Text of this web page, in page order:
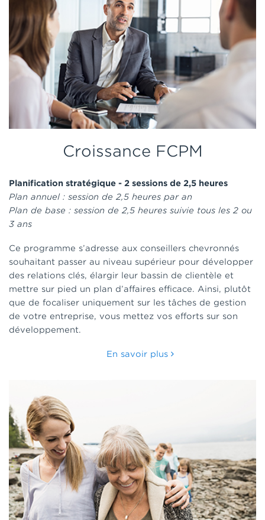
Croissance FCPM
Planification stratégique - 2 sessions de 2,5 heures
Plan annuel : session de 2,5 heures par an
Plan de base : session de 2,5 heures suivie tous les 2 ou
3 ans
Ce programme s’adresse aux conseillers chevronnés
souhaitant passer au niveau supérieur pour développer
des relations clés, élargir leur bassin de clientèle et
mettre sur pied un plan d’affaires efficace. Ainsi, plutôt
que de focaliser uniquement sur les tâches de gestion
de votre entreprise, vous mettez vos efforts sur son
développement.
En savoir plus